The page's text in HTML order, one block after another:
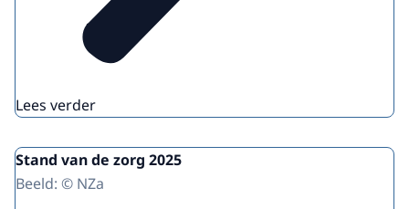
Lees verder
Stand van de zorg 2025
Beeld: © NZa